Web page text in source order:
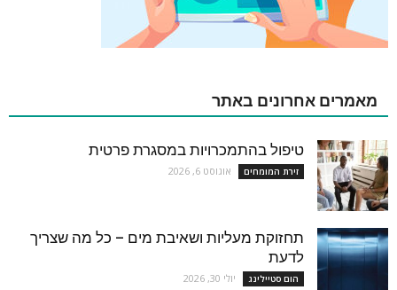
מאמרים אחרונים באתר
טיפול בהתמכרויות במסגרת פרטית
זירת המומחים אוגוסט 6, 2026
תחזוקת מעליות ושאיבת מים – כל מה שצריך
לדעת
הום סטיילינג יולי 30, 2026